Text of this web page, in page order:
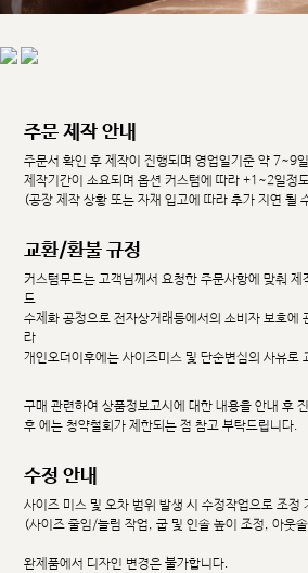
주문 제작 안내
주문서 확인 후 제작이 진행되며 영업일기준 약 7~9
제작기간이 소요되며 옵션 커스텀에 따라 +1~2일정
(공장 제작 상황 또는 자재 입고에 따라 추가 지연 될
교환/환불 규정
커스텀무드는 고객님께서 요청한 주문사항에 맞춰 제
드
수제화 공정으로 전자상거래등에서의 소비자 보호에
라
개인오더이후에는 사이즈미스 및 단순변심의 사유로
구매 관련하여 상품정보고시에 대한 내용을 안내 후
후 에는 청약철회가 제한되는 점 참고 부탁드립니다.
수정 안내
사이즈 미스 및 오차 범위 발생 시 수정작업으로 조정
(사이즈 줄임/늘림 작업, 굽 및 인솔 높이 조정, 아웃
완제품에서 디자인 변경은 불가합니다.